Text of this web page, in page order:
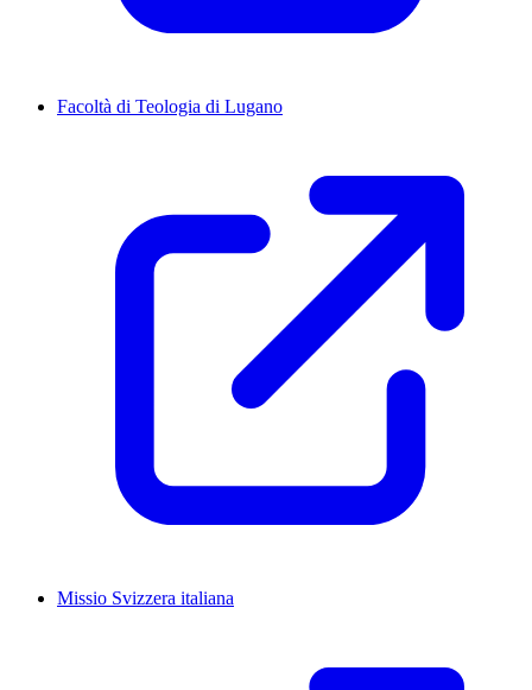
Facoltà di Teologia di Lugano
Missio Svizzera italiana